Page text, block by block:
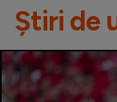
Știri de